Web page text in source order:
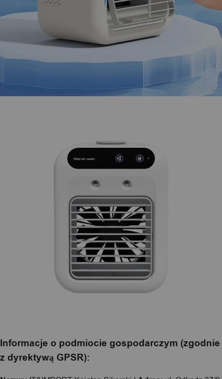
Informacje o podmiocie gospodarczym (zgodnie
z dyrektywą GPSR):